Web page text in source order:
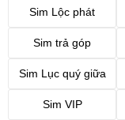
Sim Lộc phát
Sim trả góp
Sim Lục quý giữa
Sim VIP